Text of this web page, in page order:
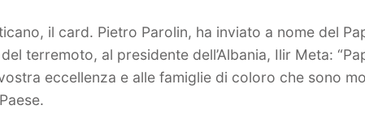
il card. Pietro Parolin, ha inviato a nome del
terremoto, al presidente dell’Albania, Ilir Meta:
eccellenza e alle famiglie di coloro che sono